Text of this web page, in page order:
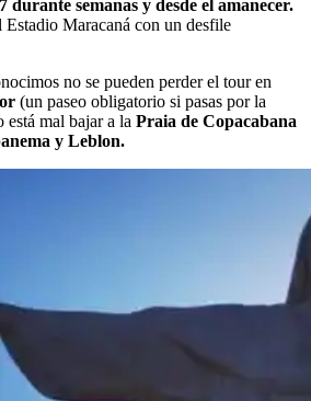
durante semanas y desde el amanecer.
Estadio Maracaná con un desfile
no se pueden perder el tour en
(un paseo obligatorio si pasas por la
mal bajar a la Praia de Copacabana
y Leblon.